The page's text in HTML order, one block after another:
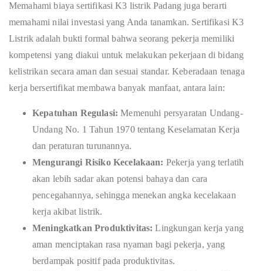
Memahami biaya sertifikasi K3 listrik Padang juga berarti
memahami nilai investasi yang Anda tanamkan. Sertifikasi K3
Listrik adalah bukti formal bahwa seorang pekerja memiliki
kompetensi yang diakui untuk melakukan pekerjaan di bidang
kelistrikan secara aman dan sesuai standar. Keberadaan tenaga
kerja bersertifikat membawa banyak manfaat, antara lain:
Kepatuhan Regulasi: Memenuhi persyaratan Undang-
Undang No. 1 Tahun 1970 tentang Keselamatan Kerja
dan peraturan turunannya.
Mengurangi Risiko Kecelakaan: Pekerja yang terlatih
akan lebih sadar akan potensi bahaya dan cara
pencegahannya, sehingga menekan angka kecelakaan
kerja akibat listrik.
Meningkatkan Produktivitas: Lingkungan kerja yang
aman menciptakan rasa nyaman bagi pekerja, yang
berdampak positif pada produktivitas.